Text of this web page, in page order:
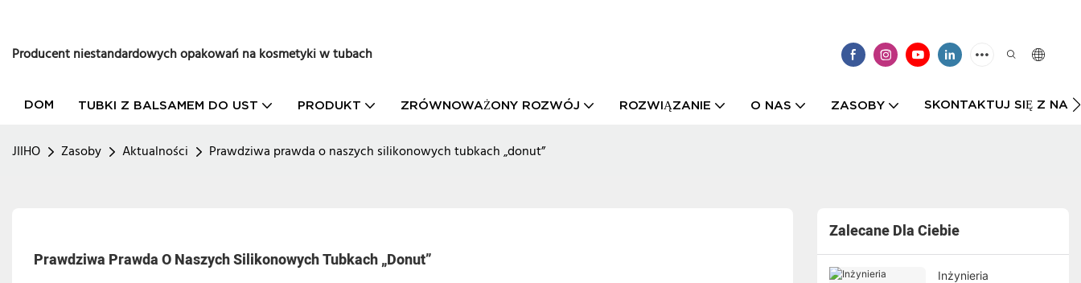
Producent niestandardowych opakowań na kosmetyki w tubach
DOM TUBKI Z BALSAMEM DO UST PRODUKT ZRÓWNOWAŻONY ROZWÓJ ROZWIĄZANIE O NAS ZASOBY SKONTAKTUJ SIĘ Z NAMI
JIIHO Zasoby Aktualności Prawdziwa prawda o naszych silikonowych tubkach „donut”
Prawdziwa Prawda O Naszych Silikonowych Tubkach „donut”
Zalecane Dla Ciebie
Inżynieria